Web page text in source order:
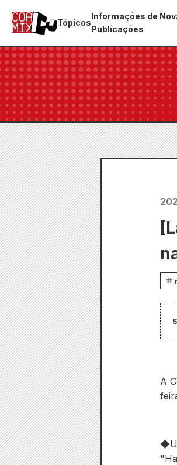
Tópicos
Informações de
Publicações
A